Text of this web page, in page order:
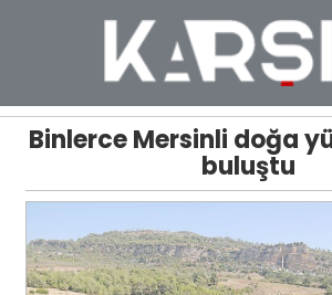
Binlerce Mersinli doğa
buluştu